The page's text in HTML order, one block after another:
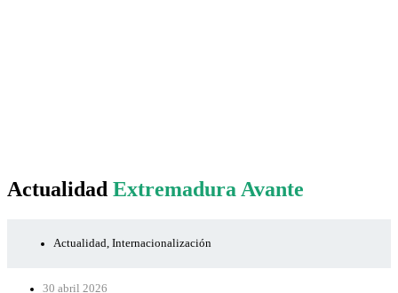
Actualidad Extremadura Avante
Actualidad Internacionalización
30 abril 2026